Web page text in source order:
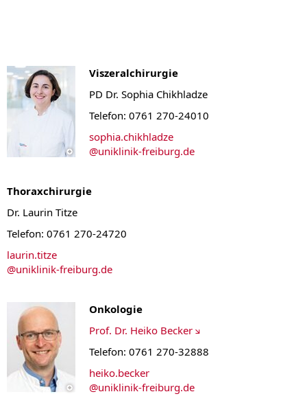
Viszeralchirurgie
PD Dr. Sophia Chikhladze
Telefon: 0761 270-24010
sophia.chikhladze
@uniklinik-freiburg.de
Thoraxchirurgie
Dr. Laurin Titze
Telefon: 0761 270-24720
laurin.titze
@uniklinik-freiburg.de
Onkologie
Prof. Dr. Heiko Becker
Telefon: 0761 270-32888
heiko.becker
@uniklinik-freiburg.de